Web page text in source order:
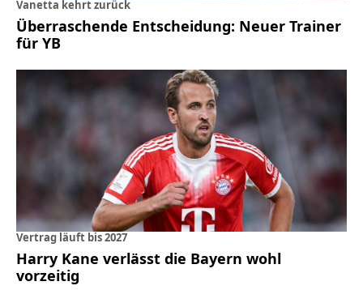
Vanetta kehrt zurück
Überraschende Entscheidung: Neuer Trainer
für YB
Vertrag läuft bis 2027
Harry Kane verlässt die Bayern wohl
vorzeitig